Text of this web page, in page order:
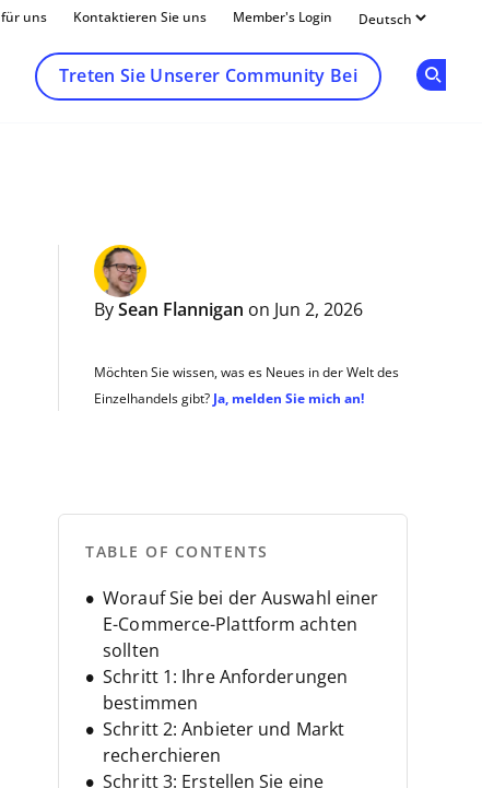
für uns Kontaktieren Sie uns Member's Login
Treten Sie Unserer Community Bei
By Sean Flannigan on Jun 2, 2026
Möchten Sie wissen, was es Neues in der Welt des
Einzelhandels gibt? Ja, melden Sie mich an!
TABLE OF CONTENTS
Worauf Sie bei der Auswahl einer
E-Commerce-Plattform achten
sollten
Schritt 1: Ihre Anforderungen
bestimmen
Schritt 2: Anbieter und Markt
recherchieren
Schritt 3: Erstellen Sie eine